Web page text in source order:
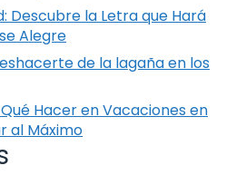
Descubre la Letra que Hará
Alegre
de la lagaña en los
Hacer en Vacaciones en
al Máximo